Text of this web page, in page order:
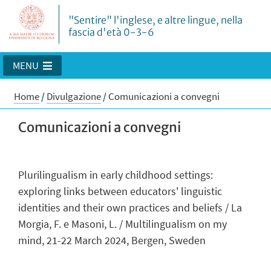
"Sentire" l'inglese, e altre lingue, nella
fascia d'età 0-3-6
MENU
Home/Divulgazione/Comunicazioni a convegni
Comunicazioni a convegni
Plurilingualism in early childhood settings:
exploring links between educators' linguistic
identities and their own practices and beliefs / La
Morgia, F. e Masoni, L. / Multilingualism on my
mind, 21-22 March 2024, Bergen, Sweden